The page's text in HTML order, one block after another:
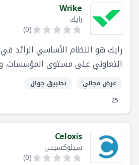
Wrike
رايك
(
0
)
رايك هو النظام الأساسي الرائد
التعاوني على مستوى المؤسسات.
الشركات على أدا أعمالها بفضل
مكان وجود موظفيها. في ظل
الشركات إلى بيئات العمل عن بُعد ،
منصة لضمان التعاون وتقديم
داخل المؤسسة.
عرض مجاني
تطبيق جوال
25
Celoxis
سيلوكسيس
(
0
)